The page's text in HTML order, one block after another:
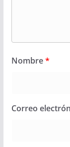
Nombre*
Correo